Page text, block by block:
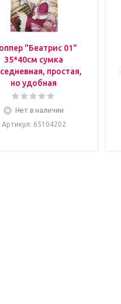
"Беатрис 01"
35*40см сумка
простая,
но удобная
Нет в наличии
Артикул: 65104202